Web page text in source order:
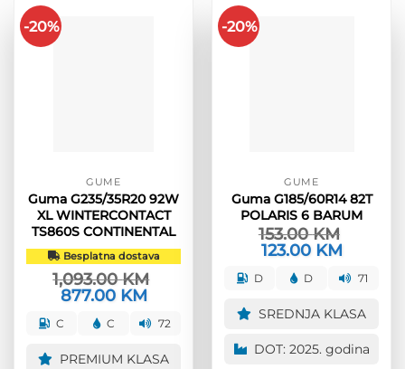
-20%
GUME
Guma G235/35R20 92W
XL WINTERCONTACT
TS860S CONTINENTAL
Besplatna dostava
1,093.00KM
Izvorna
cijena
bila
je:
877.00 KM
je:
877.00 KM.
C C 72
PREMIUM KLASA
-20%
GUME
Guma G185/60R14 82T
POLARIS 6 BARUM
153.00KM
Izvorna
cijena
bila
je:
123.00 KM
je:
123.00
D D 71
SREDNJA KLASA
DOT: 2025. godina